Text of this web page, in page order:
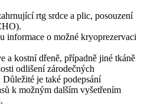
rtg srdce a plic, posouzení
informace o možné kryoprezervaci
a kostní dřeně, případně jiné tkáně
odlišení zárodečných
je také podepsání
k možným dalším vyšetřením